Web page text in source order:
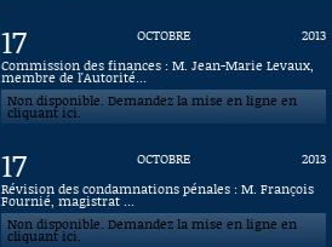
17 OCTOBRE
2013
Commission des finances : M. Jean-Marie Levaux,
membre de l'Autorité...
Non disponible. Demandez la mise en ligne en
cliquant ici.
17 OCTOBRE
2013
Révision des condamnations pénales : M. François
Fournié, magistrat ...
Non disponible. Demandez la mise en ligne en
cliquant ici.